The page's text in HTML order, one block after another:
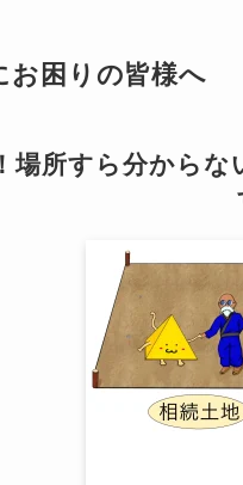
お困りの皆様へ
場所すら分から